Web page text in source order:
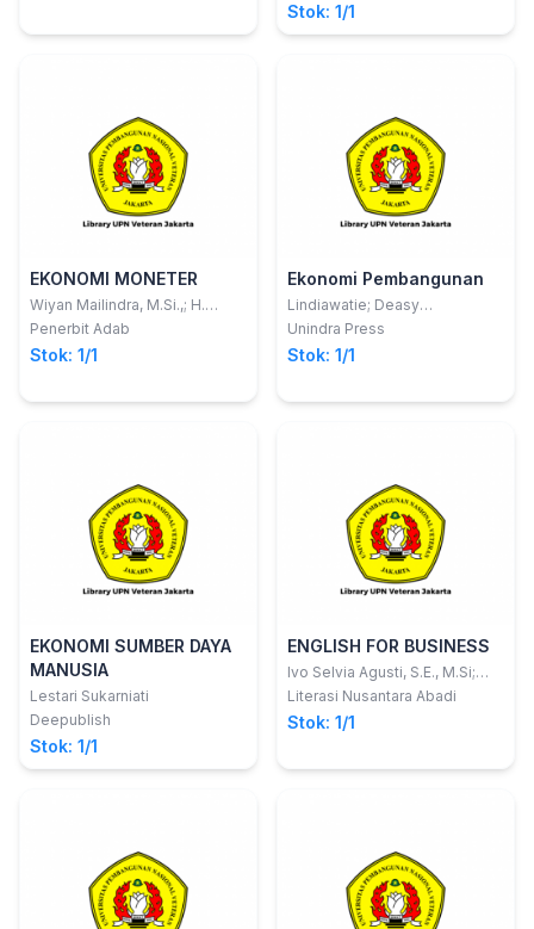
Stok: 1/1
EKONOMI MONETER
Wiyan Mailindra, M.Si.,; H.
Samsul Bahri, Lc, M.A.,; Eko
Penerbit Adab
Stok: 1/1
Ekonomi Pembangunan
Lindiawatie; Deasy
Nurmalasari
Unindra Press
Stok: 1/1
EKONOMI SUMBER DAYA
MANUSIA
Lestari Sukarniati
Deepublish
Stok: 1/1
ENGLISH FOR BUSINESS
Ivo Selvia Agusti, S.E., M.Si;
Yeni Erlita, S.Pd., M.Hum.
Literasi Nusantara Abadi
Stok: 1/1